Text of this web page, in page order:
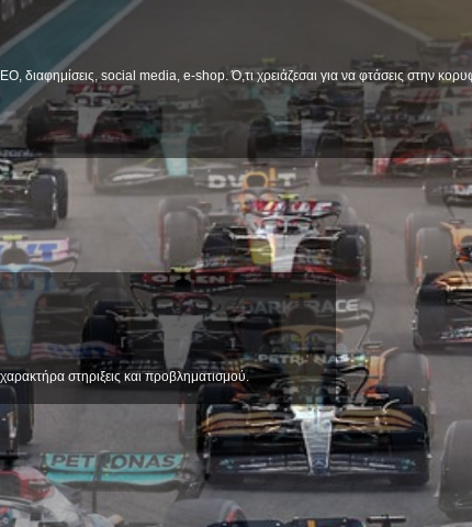
διαφημίσεις, social media, e-shop. Ό,τι χρειάζεσαι για να φτάσεις στην
στηριξεις και προβληματισμού.